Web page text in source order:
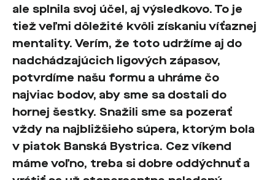
ale splnila svoj účel, aj výsledkovo. To je
tiež veľmi dôležité kvôli získaniu víťaznej
mentality. Verím, že toto udržíme aj do
nadchádzajúcich ligových zápasov,
potvrdíme našu formu a uhráme čo
najviac bodov, aby sme sa dostali do
hornej šestky. Snažili sme sa pozerať
vždy na najbližšieho súpera, ktorým bola
v piatok Banská Bystrica. Cez víkend
máme voľno, treba si dobre oddýchnuť a